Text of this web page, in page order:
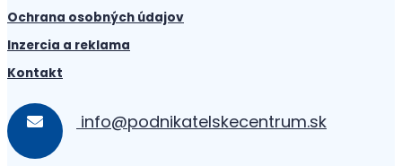
Ochrana osobných údajov
Inzercia a reklama
Kontakt
info@podnikatelskecentrum.sk